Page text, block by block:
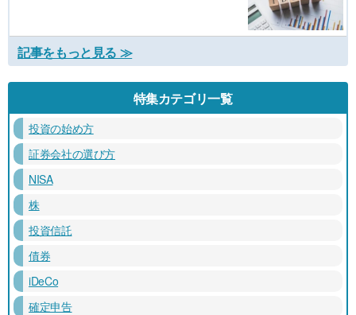
記事をもっと見る ≫
特集カテゴリ一覧
投資の始め方
証券会社の選び方
NISA
株
投資信託
債券
iDeCo
確定申告